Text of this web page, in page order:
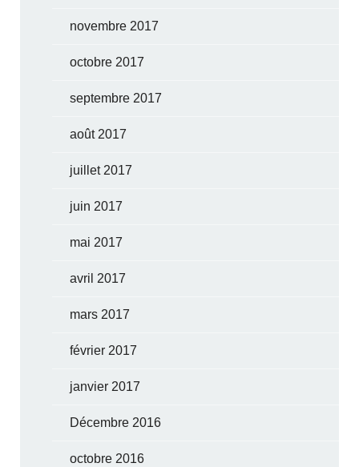
novembre 2017
octobre 2017
septembre 2017
août 2017
juillet 2017
juin 2017
mai 2017
avril 2017
mars 2017
février 2017
janvier 2017
Décembre 2016
octobre 2016